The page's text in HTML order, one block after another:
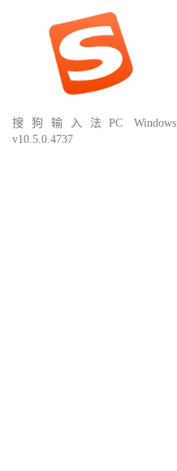
搜狗输入法PC Windows
v10.5.0.4737